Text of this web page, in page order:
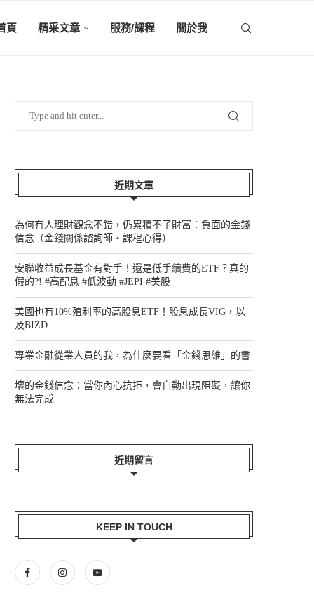
頁 精采文章 服務/課程 關於我
近期文章
為何有人理財觀念不錯，仍累積不了財富：負面的金錢
信念（金錢關係諮詢師‧課程心得）
安聯收益成長基金有對手！還是低手續費的ETF？真的
假的?! #高配息 #低波動 #JEPI #美股
美國也有10%殖利率的高股息ETF！股息成長VIG，以
及BIZD
專業金融從業人員的我，為什麼要看「金錢思維」的書
壞的金錢信念：當你內心抗拒，會自動出現阻礙，讓你
無法完成
近期留言
KEEP IN TOUCH